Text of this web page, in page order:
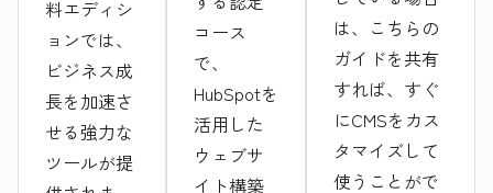
料エディシ
ョンでは、
ビジネス成
長を加速さ
せる強力な
ツールが提
コース
で、
HubSpotを
活用した
ウェブサ
イト構築
は、こちらの
ガイドを共有
すれば、すぐ
にCMSをカス
タマイズして
使うことがで